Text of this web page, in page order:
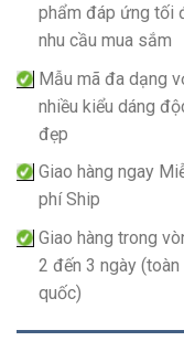
phẩm đáp ứng tối
nhu cầu mua sắm
Mẫu mã đa dạng
nhiều kiểu dáng
đẹp
Giao hàng ngay
phí Ship
Giao hàng trong
2 đến 3 ngày (toàn
quốc)